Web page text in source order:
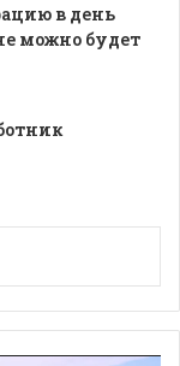
в день
можно будет